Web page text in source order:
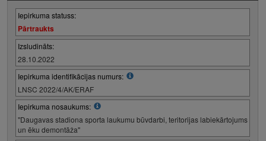
Iepirkuma statuss:
Pārtraukts
Izsludināts:
28.10.2022
Iepirkuma identifikācijas numurs:
LNSC 2022/4/AK/ERAF
Iepirkuma nosaukums:
"Daugavas stadiona sporta laukumu būvdarbi, teritorijas labiekārtojums
un ēku demontāža"